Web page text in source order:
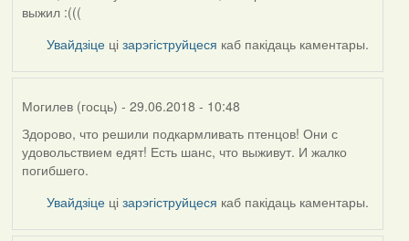
выжил :(((
Увайдзіце цізарэгіструйцеся каб пакідаць каментары.
Могилев (госць) - 29.06.2018 - 10:48
Здорово, что решили подкармливать птенцов! Они с
удовольствием едят! Есть шанс, что выживут. И жалко
погибшего.
Увайдзіце цізарэгіструйцеся каб пакідаць каментары.